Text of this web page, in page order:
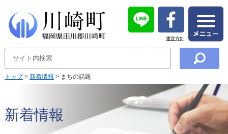
運営方針
トップ> 新着情報 > まちの話題
新着情報